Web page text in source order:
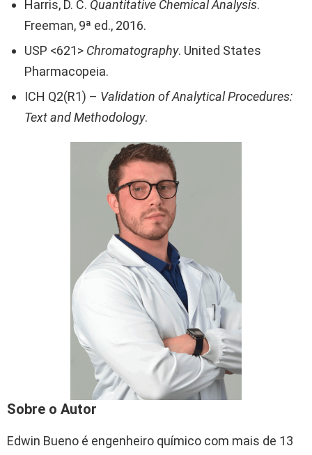
Harris, D. C. Quantitative Chemical Analysis.
Freeman, 9ª ed., 2016.
USP <621> Chromatography. United States
Pharmacopeia.
ICH Q2(R1) – Validation of Analytical Procedures:
Text and Methodology.
Sobre o Autor
Edwin Bueno é engenheiro químico com mais de 13